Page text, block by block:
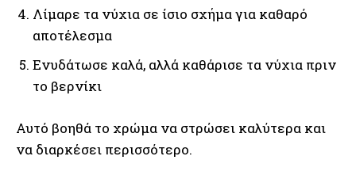
Λίμαρε τα νύχια σε ίσιο σχήμα για καθαρό
αποτέλεσμα
Ενυδάτωσε καλά, αλλά καθάρισε τα νύχια πριν
το βερνίκι
Αυτό βοηθά το χρώμα να στρώσει καλύτερα και
να διαρκέσει περισσότερο.